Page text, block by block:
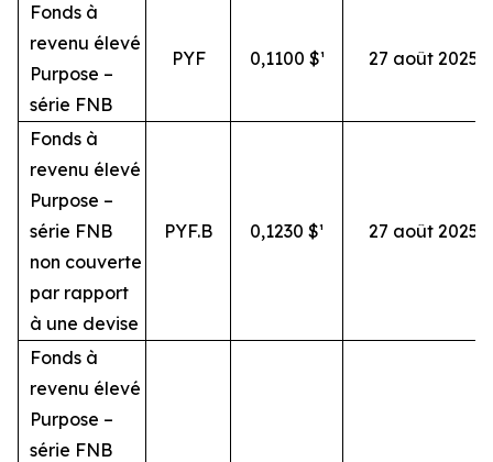
Fonds à
revenu élevé
Purpose –
série FNB
PYF 0,1100 $¹ 27 août 2025
Fonds à
revenu élevé
Purpose –
série FNB
non couverte
par rapport
à une devise
PYF.B 0,1230 $¹ 27 août 2025
Fonds à
revenu élevé
Purpose –
série FNB